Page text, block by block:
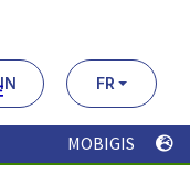
FR
MOBIGIS